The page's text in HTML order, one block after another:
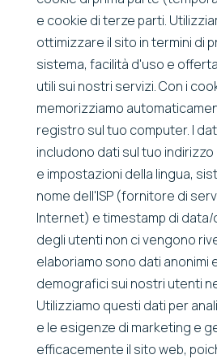
e cookie di terze parti.
ottimizzare il sito in termini di
sistema, facilità d'uso e
utili sui nostri servizi. Con i
memorizziamo
registro sul tuo computer. I
includono dati sul tuo indirizzo
e impostazioni della lingua,
nome dell'ISP (fornitore di
Internet) e timestamp di data/
degli utenti non ci vengono
elaboriamo sono dati anonimi
demografici sui nostri utenti
Utilizziamo questi dati per
e le esigenze di marketing e
efficacemente il sito web,